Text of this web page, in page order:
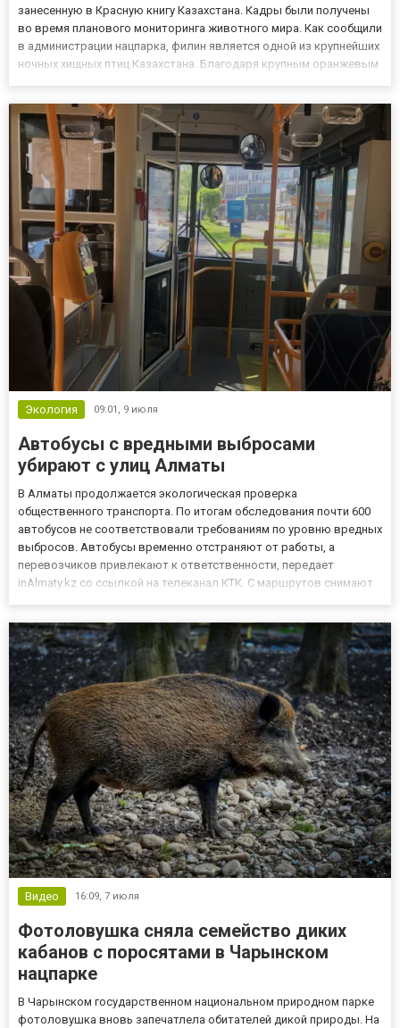
занесенную в Красную книгу Казахстана. Кадры были получены
во время планового мониторинга животного мира. Как сообщили
в администрации нацпарка, филин является одной из крупнейших
ночных хищных птиц Казахстана. Благодаря крупным оранжевым
Экология 09:01, 9 июля
Автобусы с вредными выбросами
убирают с улиц Алматы
В Алматы продолжается экологическая проверка
общественного транспорта. По итогам обследования почти 600
автобусов не соответствовали требованиям по уровню вредных
выбросов. Автобусы временно отстраняют от работы, а
перевозчиков привлекают к ответственности, передает
inAlmaty.kz со ссылкой на телеканал КТК. С маршрутов снимают
случаев специалисты...
Видео 16:09, 7 июля
Фотоловушка сняла семейство диких
кабанов с поросятами в Чарынском
нацпарке
В Чарынском государственном национальном природном парке
фотоловушка вновь запечатлела обитателей дикой природы. На